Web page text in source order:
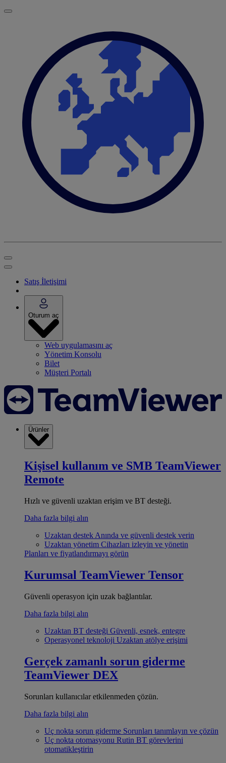
Satış İletişimi
Oturum aç
Web uygulamasını aç
Yönetim Konsolu
Bilet
Müşteri Portalı
Ürünler
Kişisel kullanım ve SMB TeamViewer
Remote
Hızlı ve güvenli uzaktan erişim ve BT desteği.
Daha fazla bilgi alın
Uzaktan destek Anında ve güvenli destek verin
Uzaktan yönetim Cihazları izleyin ve yönetin
Planları ve fiyatlandırmayı görün
Kurumsal TeamViewer Tensor
Güvenli operasyon için uzak bağlantılar.
Daha fazla bilgi alın
Uzaktan BT desteği Güvenli, esnek, entegre
Operasyonel teknoloji Uzaktan atölye erişimi
Gerçek zamanlı sorun giderme
TeamViewer DEX
Sorunları kullanıcılar etkilenmeden çözün.
Daha fazla bilgi alın
Uç nokta sorun giderme Sorunları tanımlayın ve çözün
Uç nokta otomasyonu Rutin BT görevlerini
otomatikleştirin